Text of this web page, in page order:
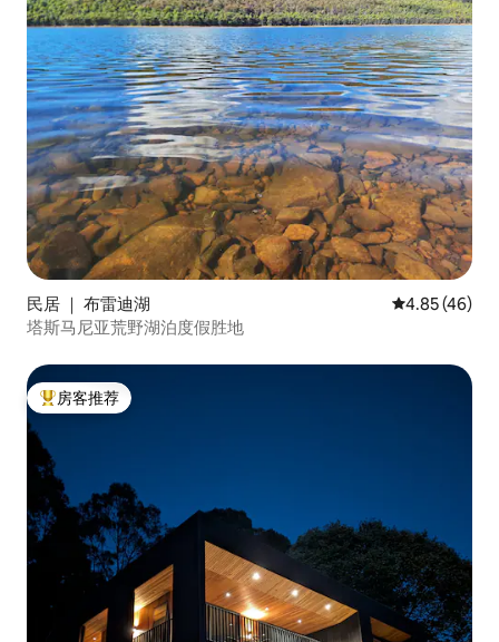
民居 ｜ 布雷迪湖 平均评分
4.85 (46)
塔斯马尼亚荒野湖泊度假胜地
热门「房客推荐」
房客推荐